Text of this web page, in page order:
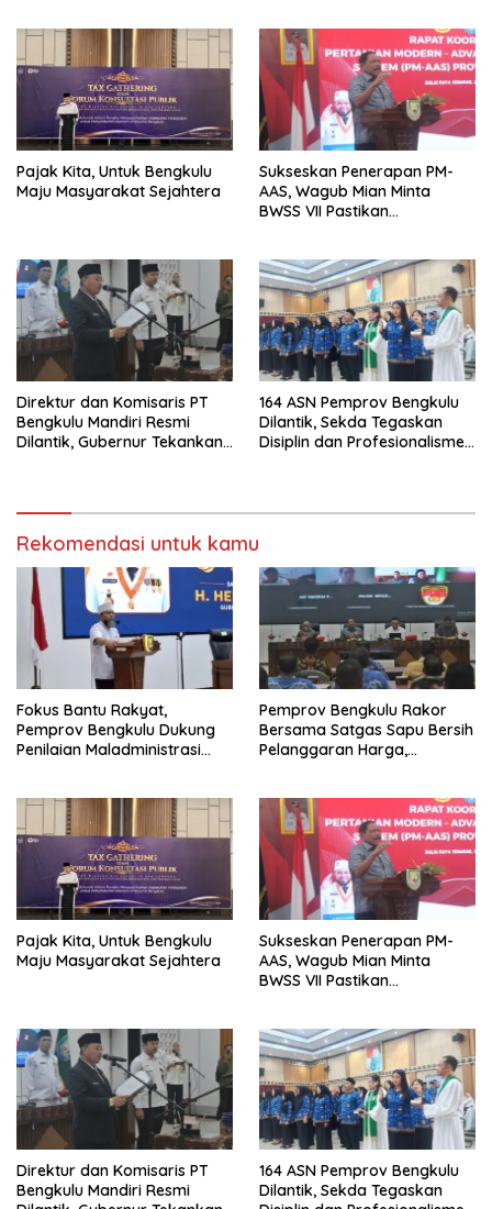
Masih Jadi Sorotan
Pajak Kita, Untuk Bengkulu
Maju Masyarakat Sejahtera
Sukseskan Penerapan PM-
AAS, Wagub Mian Minta
BWSS VII Pastikan
Direktur dan Komisaris PT
Bengkulu Mandiri Resmi
Dilantik, Gubernur Tekankan
164 ASN Pemprov Bengkulu
Dilantik, Sekda Tegaskan
Disiplin dan Profesionalisme
Rekomendasi untuk kamu
Fokus Bantu Rakyat,
Pemprov Bengkulu Dukung
Penilaian Maladministrasi
Pemprov Bengkulu Rakor
Bersama Satgas Sapu Bersih
Pelanggaran Harga,
Masih Jadi Sorotan
Pajak Kita, Untuk Bengkulu
Maju Masyarakat Sejahtera
Sukseskan Penerapan PM-
AAS, Wagub Mian Minta
BWSS VII Pastikan
Direktur dan Komisaris PT
Bengkulu Mandiri Resmi
164 ASN Pemprov Bengkulu
Dilantik, Sekda Tegaskan